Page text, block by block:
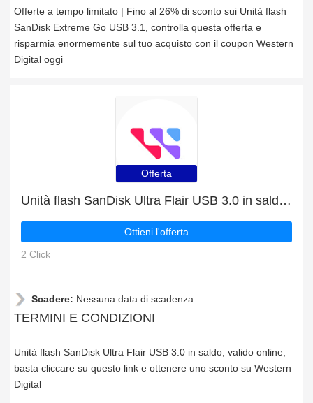
Offerte a tempo limitato | Fino al 26% di sconto sui Unità flash
SanDisk Extreme Go USB 3.1, controlla questa offerta e
risparmia enormemente sul tuo acquisto con il coupon Western
Digital oggi
Offerta
Unità flash SanDisk Ultra Flair USB 3.0 in saldo, valido online
Ottieni l'offerta
2 Click
Scadere: Nessuna data di scadenza
TERMINI E CONDIZIONI
Unità flash SanDisk Ultra Flair USB 3.0 in saldo, valido online,
basta cliccare su questo link e ottenere uno sconto su Western
Digital